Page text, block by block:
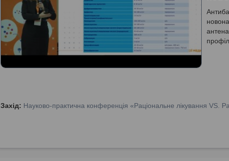
Захід: Науково-практична конференція «Раціональне лікування VS.